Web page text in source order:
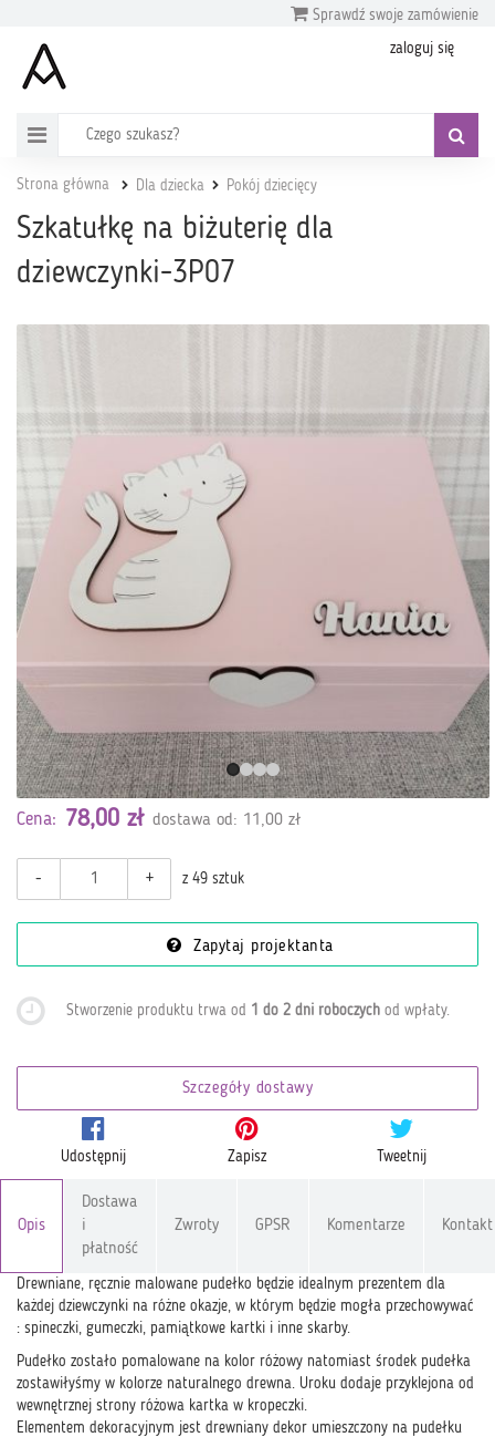
Sprawdź swoje zamówienie
zaloguj się
Strona główna Dla dziecka Pokój dziecięcy
Szkatułkę na biżuterię dla
dziewczynki-3P07
Cena: 78,00 zł dostawa od: 11,00 zł
- + z 49 sztuk
Zapytaj projektanta
Stworzenie produktu trwa od 1 do 2 dni roboczych od wpłaty.
Szczegóły dostawy
Udostępnij Zapisz Tweetnij
Opis
Dostawa
i
płatność
Zwroty GPSR Komentarze Kontakt
Drewniane, ręcznie malowane pudełko będzie idealnym prezentem dla
każdej dziewczynki na różne okazje, w którym będzie mogła przechowywać
: spineczki, gumeczki, pamiątkowe kartki i inne skarby.
Pudełko zostało pomalowane na kolor różowy natomiast środek pudełka
zostawiłyśmy w kolorze naturalnego drewna. Uroku dodaje przyklejona od
wewnętrznej strony różowa kartka w kropeczki.
Elementem dekoracyjnym jest drewniany dekor umieszczony na pudełku